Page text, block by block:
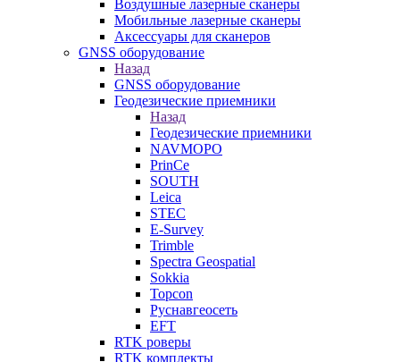
Воздушные лазерные сканеры
Мобильные лазерные сканеры
Аксессуары для сканеров
GNSS оборудование
Назад
GNSS оборудование
Геодезические приемники
Назад
Геодезические приемники
NAVMOPO
PrinCe
SOUTH
Leica
STEC
E-Survey
Trimble
Spectra Geospatial
Sokkia
Topcon
Руснавгеосеть
EFT
RTK роверы
RTK комплекты